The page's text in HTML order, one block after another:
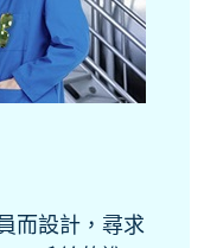
而設計，尋求